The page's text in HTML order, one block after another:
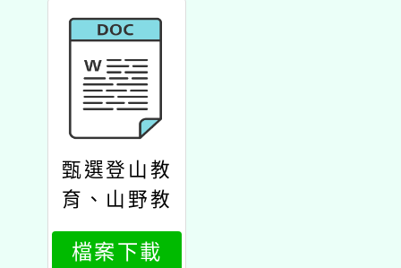
甄選登山教
育、山野教
育優質影片
檔案下載